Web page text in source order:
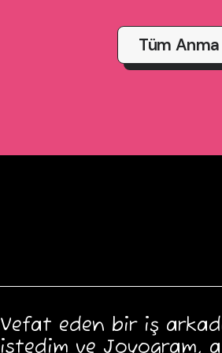
Tüm Anma
Vefat eden bir iş
istedim ve Joyogram,